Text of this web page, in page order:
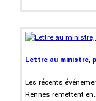
Lettre au ministre,
Les récents
Rennes remettent